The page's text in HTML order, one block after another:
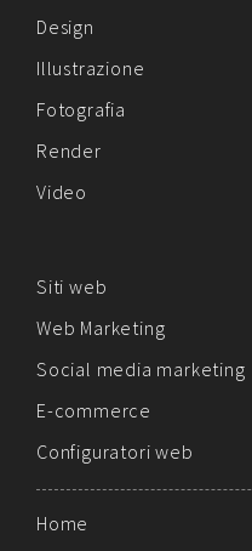
Design
Illustrazione
Fotografia
Render
Video
Siti web
Web Marketing
Social media marketing
E-commerce
Configuratori web
Home